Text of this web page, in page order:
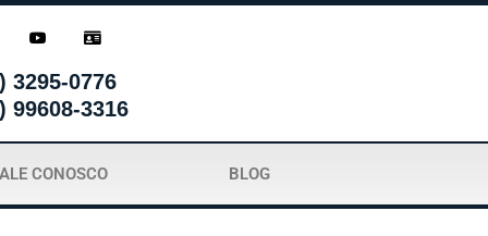
3295-0776
99608-3316
CONOSCO BLOG